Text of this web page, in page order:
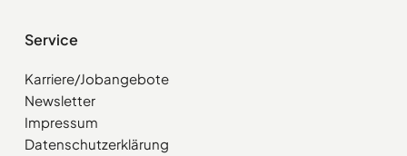
Service
Karriere/Jobangebote
Newsletter
Impressum
Datenschutzerklärung